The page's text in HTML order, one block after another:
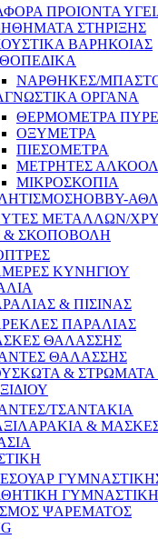
ΠΡΟΙΟΝΤΑ
ΣΤΗΡΙΞΗΣ
ΒΑΡΗΚΟΙΑΣ
ΝΑΡΘΗΚΕΣ/
ΟΡΓΑΝΑ
ΘΕΡΜΟΜΕΤΡΑ
ΟΞΥΜΕΤΡΑ
ΠΙΕΣΟΜΕΤΡΑ
ΜΕΤΡΗΤΕΣ ΑΛΚΟΟΛ
ΜΙΚΡΟΣΚΟΠΙΑ
HOBBY-
ΜΕΤΑΛΛΩΝ/
& ΣΚΟΠΟΒΟΛΗ
ΚΥΝΗΓΙΟΥ
& ΠΙΣΙΝΑΣ
ΠΑΡΑΛΙΑΣ
ΘΑΛΑΣΣΗΣ
ΘΑΛΑΣΣΗΣ
&
ΤΣΑΝΤΑΚΙΑ
&
ΓΥΜΝΑΣΤΙΚΗ
ΨΑΡΕΜΑΤΟΣ